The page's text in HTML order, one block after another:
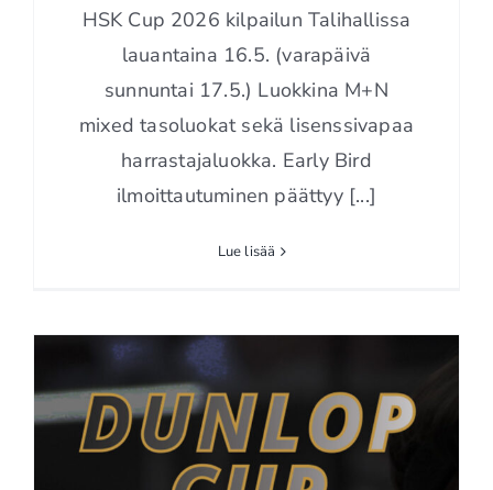
HSK Cup 2026 kilpailun Talihallissa
lauantaina 16.5. (varapäivä
sunnuntai 17.5.) Luokkina M+N
mixed tasoluokat sekä lisenssivapaa
harrastajaluokka. Early Bird
ilmoittautuminen päättyy [...]
Lue lisää